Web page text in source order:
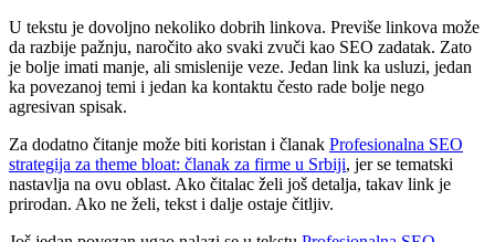
U tekstu je dovoljno nekoliko dobrih linkova. Previše linkova može
da razbije pažnju, naročito ako svaki zvuči kao SEO zadatak. Zato
je bolje imati manje, ali smislenije veze. Jedan link ka usluzi, jedan
ka povezanoj temi i jedan ka kontaktu često rade bolje nego
agresivan spisak.
Za dodatno čitanje može biti koristan i članak Profesionalna SEO
strategija za theme bloat: članak za firme u Srbiji, jer se tematski
nastavlja na ovu oblast. Ako čitalac želi još detalja, takav link je
prirodan. Ako ne želi, tekst i dalje ostaje čitljiv.